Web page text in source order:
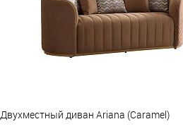
Двухместный диван Ariana (Caramel)